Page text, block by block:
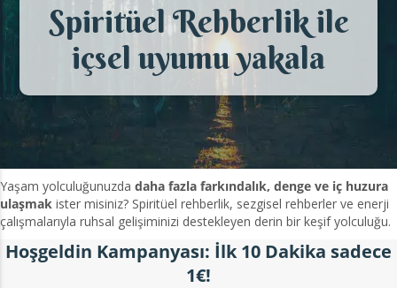
Spiritüel Rehberlik ile
içsel uyumu yakala
Yaşam yolculuğunuzda daha fazla farkındalık, denge ve iç huzura
ulaşmak ister misiniz? Spiritüel rehberlik, sezgisel rehberler ve enerji
çalışmalarıyla ruhsal gelişiminizi destekleyen derin bir keşif yolculuğu.
Hoşgeldin Kampanyası: İlk 10 Dakika sadece
1€!